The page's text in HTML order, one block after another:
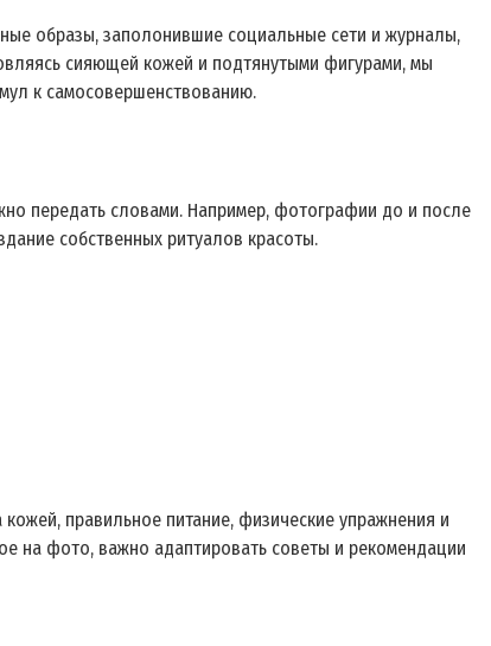
образы, заполонившие социальные сети и журналы,
сияющей кожей и подтянутыми фигурами, мы
к самосовершенствованию.
передать словами. Например, фотографии до и после
собственных ритуалов красоты.
правильное питание, физические упражнения и
на фото, важно адаптировать советы и рекомендации